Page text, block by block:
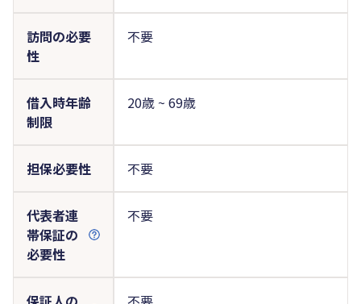
訪問の必要
性
不要
借入時年齢
制限
20歳 ~ 69歳
担保必要性 不要
代表者連
帯保証の
必要性
不要